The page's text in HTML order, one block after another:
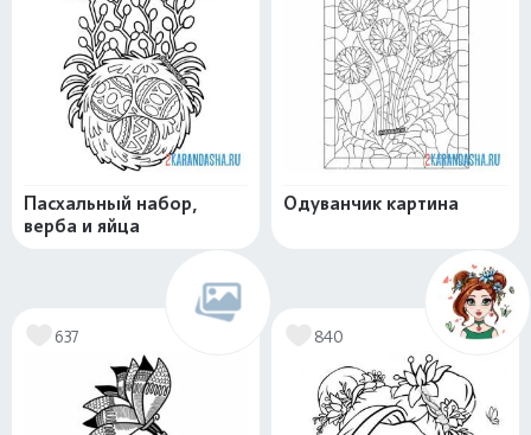
Пасхальный набор,
верба и яйца
Одуванчик картина
637 840